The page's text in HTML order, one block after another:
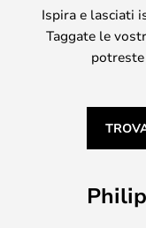
Ispira e lasciati
Taggate le